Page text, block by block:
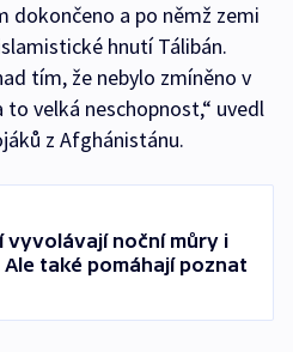
dokončeno a po němž zemi
hnutí Tálibán.
tím, že nebylo zmíněno v
to velká neschopnost,“ uvedl
z Afghánistánu.
vyvolávají noční můry i
také pomáhají poznat